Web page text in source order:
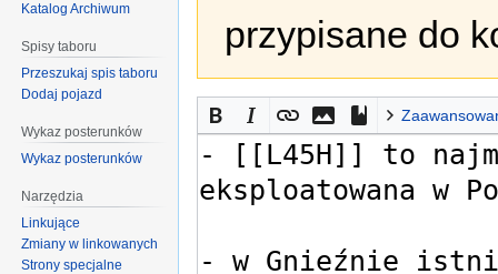
przypisane do
Katalog Archiwum
Spisy taboru
Przeszukaj spis taboru
Dodaj pojazd
Wykaz posterunków
Wykaz posterunków
Narzędzia
Linkujące
Zmiany w linkowanych
Strony specjalne